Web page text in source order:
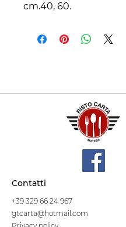
cm.40, 60.
Contatti
+39 329 66 24 967
gtcarta@hotmail.com